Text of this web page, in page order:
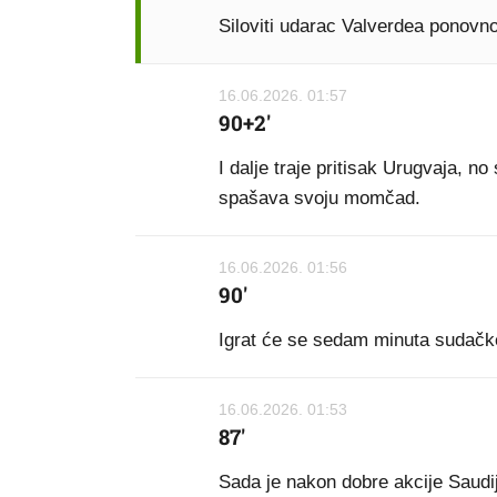
Siloviti udarac Valverdea
16.06.2026. 01:57
90+2'
I dalje traje pritisak Urugvaja,
spašava svoju momčad.
16.06.2026. 01:56
90'
Igrat će se sedam minuta
16.06.2026. 01:53
87'
Sada je nakon dobre akcije